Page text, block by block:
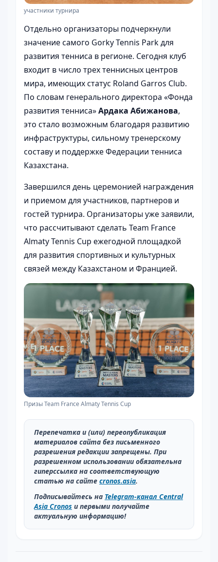
участники турнира
Отдельно организаторы подчеркнули
значение самого Gorky Tennis Park для
развития тенниса в регионе. Сегодня клуб
входит в число трех теннисных центров
мира, имеющих статус Roland Garros Club.
По словам генерального директора «Фонда
развития тенниса»Ардака Абижанова,
это стало возможным благодаря развитию
инфраструктуры, сильному тренерскому
составу и поддержке Федерации тенниса
Казахстана.
Завершился день церемонией награждения
и приемом для участников, партнеров и
гостей турнира. Организаторы уже заявили,
что рассчитывают сделать Team France
Almaty Tennis Cup ежегодной площадкой
для развития спортивных и культурных
связей между Казахстаном и Францией.
Призы Team France Almaty Tennis Cup
Перепечатка и (или) переопубликация
материалов сайта без письменного
разрешения редакции запрещены. При
разрешенном использовании обязательна
гиперссылка на соответствующую
статью на сайте cronos.asia.
Подписывайтесь на Telegram-канал Central
Asia Cronos и первыми получайте
актуальную информацию!